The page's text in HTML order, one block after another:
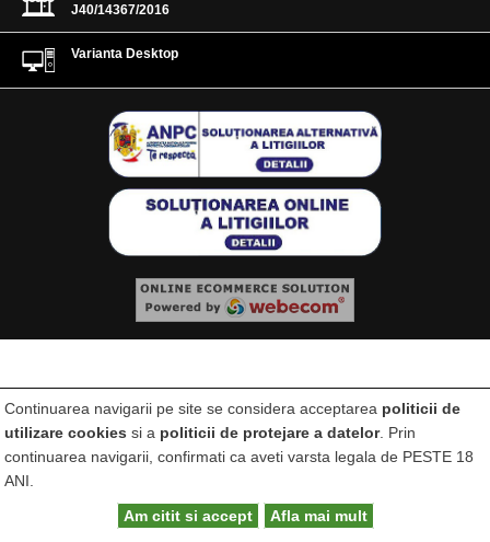
Continuarea navigarii pe site se considera acceptarea politicii de
utilizare cookies si a politicii de protejare a datelor. Prin
continuarea navigarii, confirmati ca aveti varsta legala de PESTE 18
ANI.
Am citit si accept
Afla mai mult
J40/14367/2016
Varianta Desktop